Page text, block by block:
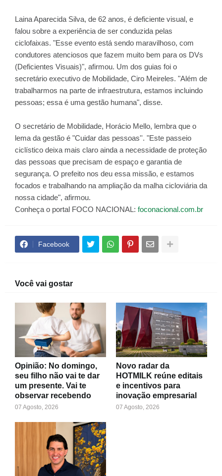
Laina Aparecida Silva, de 62 anos, é deficiente visual, e
falou sobre a experiência de ser conduzida pelas
ciclofaixas. "Esse evento está sendo maravilhoso, com
condutores atenciosos que fazem muito bem para os DVs
(Deficientes Visuais)", afirmou. Um dos guias foi o
secretário executivo de Mobilidade, Ciro Meireles. "Além de
trabalharmos na parte de infraestrutura, estamos incluindo
pessoas; essa é uma gestão humana", disse.
O secretário de Mobilidade, Horácio Mello, lembra que o
lema da gestão é "Cuidar das pessoas''. "Este passeio
ciclístico deixa mais claro ainda a necessidade de proteção
das pessoas que precisam de espaço e garantia de
segurança. O prefeito nos deu essa missão, e estamos
focados e trabalhando na ampliação da malha cicloviária da
nossa cidade", afirmou.
Conheça o portal FOCO NACIONAL: foconacional.com.br
Facebook
Você vai gostar
Opinião: No domingo,
seu filho não vai te dar
um presente. Vai te
observar recebendo
07 Agosto, 2026
Novo radar da
HOTMILK reúne editais
e incentivos para
inovação empresarial
07 Agosto, 2026